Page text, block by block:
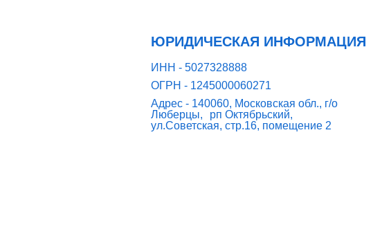
ЮРИДИЧЕСКАЯ ИНФОРМАЦИЯ
ИНН - 5027328888
ОГРН - 1245000060271
Адрес - 140060, Московская обл., г/о
Люберцы, рп Октябрьский,
ул.Советская, стр.16, помещение 2